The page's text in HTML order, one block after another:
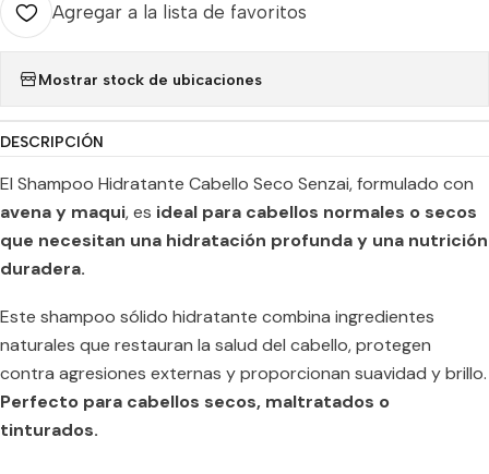
Agregar a la lista de favoritos
Mostrar stock de ubicaciones
DESCRIPCIÓN
El Shampoo Hidratante Cabello Seco Senzai, formulado con
avena y maqui, es ideal para cabellos normales o secos
que necesitan una hidratación profunda y una nutrición
duradera.
Este shampoo sólido hidratante combina ingredientes
naturales que restauran la salud del cabello, protegen
contra agresiones externas y proporcionan suavidad y brillo.
Perfecto para cabellos secos, maltratados o
tinturados.